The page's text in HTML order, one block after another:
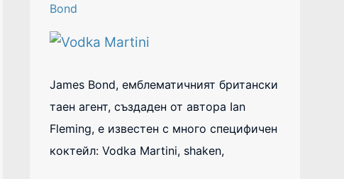
Bond
James Bond, емблематичният британски
таен агент, създаден от автора Ian
Fleming, е известен с много специфичен
коктейл: Vodka Martini, shaken,